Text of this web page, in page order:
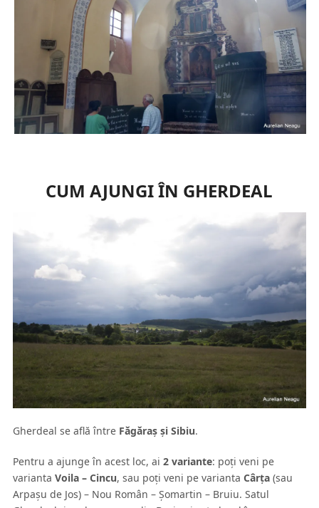
CUM AJUNGI ÎN GHERDEAL
Gherdeal se află între Făgăraş şi Sibiu.
Pentru a ajunge în acest loc, ai 2 variante: poţi veni pe
varianta Voila – Cincu, sau poţi veni pe varianta Cârţa(sau
Arpaşu de Jos) – Nou Român – Şomartin – Bruiu. Satul